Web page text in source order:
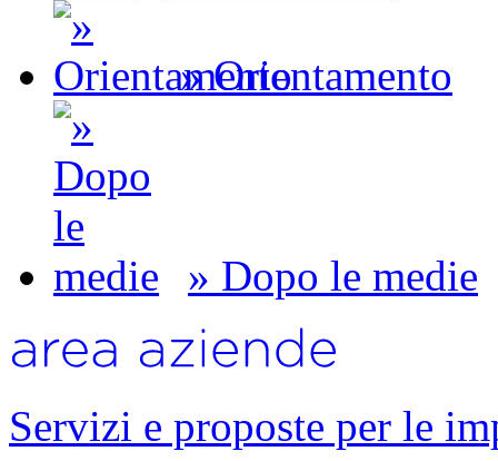
» Orientamento
» Dopo le medie
Servizi e proposte per le